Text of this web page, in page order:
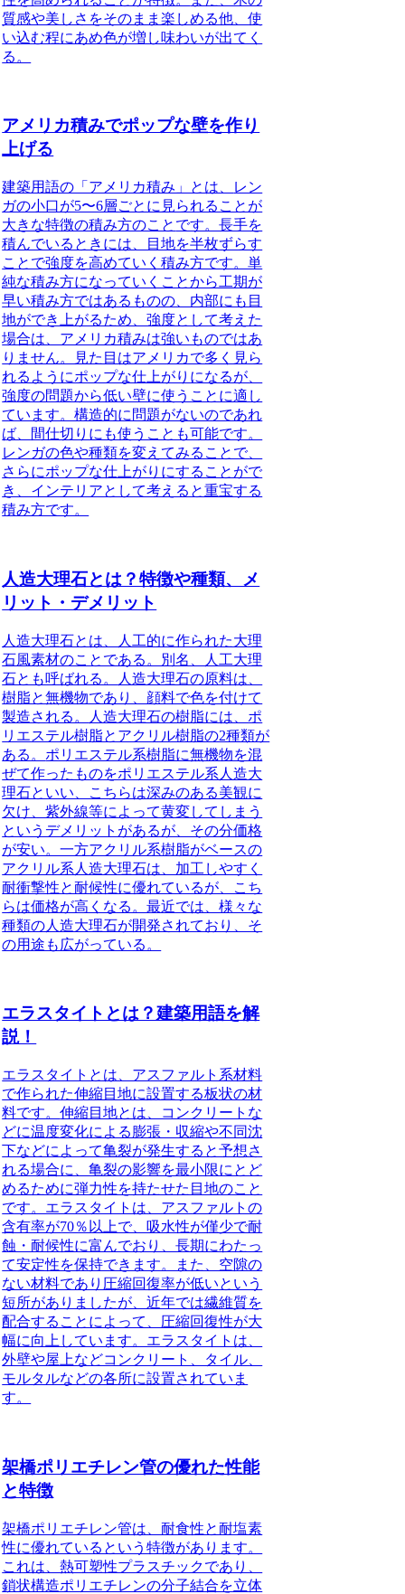
質感や美しさをそのまま楽しめる他、使
い込む程にあめ色が増し味わいが出てく
る。
アメリカ積みでポップな壁を作り
上げる
建築用語の「アメリカ積み」とは、
レン
ガの小口が5〜6層ごとに見られることが
大きな特徴の積み方のこと です。長手を
積んでいるときには、目地を半枚ずらす
ことで強度を高めていく積み方です。単
純な積み方になっていくことから工期が
早い積み方ではあるものの、内部にも目
地ができ上がるため、強度として考えた
場合は、アメリカ積みは強いものではあ
りません。見た目はアメリカで多く見ら
れるようにポップな仕上がりになるが、
強度の問題から低い壁に使うことに適し
ています。構造的に問題がないのであれ
ば、間仕切りにも使うことも可能です。
レンガの色や種類を変えてみることで、
さらにポップな仕上がりにすることがで
き、インテリアとして考えると重宝する
積み方です。
人造大理石とは？特徴や種類、メ
リット・デメリット
人造大理石とは、人工的に作られた大理
石風素材のことである。別名、人工大理
石とも呼ばれる。
人造大理石の原料は、
樹脂と無機物であり、顔料で色を付けて
製造される。
人造大理石の樹脂には、ポ
リエステル樹脂とアクリル樹脂の2種類が
ある。 ポリエステル系樹脂に無機物を混
ぜて作ったものをポリエステル系人造大
理石といい、こちらは深みのある美観に
欠け、紫外線等によって黄変してしまう
というデメリットがあるが、その分価格
が安い。一方アクリル系樹脂がベースの
アクリル系人造大理石は、加工しやすく
耐衝撃性と耐候性に優れているが、こち
らは価格が高くなる。最近では、様々な
種類の人造大理石が開発されており、そ
の用途も広がっている。
エラスタイトとは？建築用語を解
説！
エラスタイトとは、アスファルト系材料
で作られた伸縮目地に設置する板状の材
料です。伸縮目地とは、コンクリートな
どに温度変化による膨張・収縮や不同沈
下などによって亀裂が発生すると予想さ
れる場合に、亀裂の影響を最小限にとど
めるために弾力性を持たせた目地のこと
です。エラスタイトは、アスファルトの
含有率が70％以上で、吸水性が僅少で耐
蝕・耐候性に富んでおり、長期にわたっ
て安定性を保持できます。また、空隙の
ない材料であり圧縮回復率が低いという
短所がありましたが、近年では繊維質を
配合することによって、圧縮回復性が大
幅に向上しています。エラスタイトは、
外壁や屋上などコンクリート、タイル、
モルタルなどの各所に設置されていま
す。
架橋ポリエチレン管の優れた性能
と特徴
架橋ポリエチレン管は、耐食性と耐塩素
性に優れているという特徴があります。
これは、熱可塑性プラスチックであり、
鎖状構造ポリエチレンの分子結合を立体